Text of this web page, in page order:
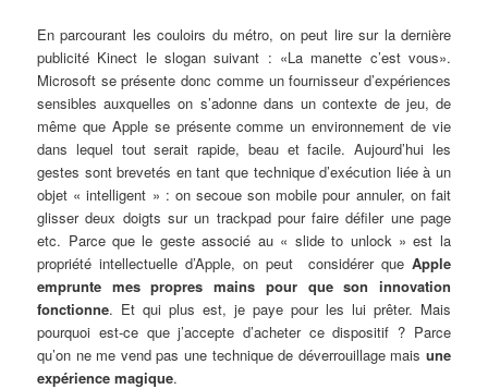
En parcourant les couloirs du métro, on peut lire sur la dernière
publicité Kinect le slogan suivant : «La manette c’est vous».
Microsoft se présente donc comme un fournisseur d’expériences
sensibles auxquelles on s’adonne dans un contexte de jeu, de
même que Apple se présente comme un environnement de vie
dans lequel tout serait rapide, beau et facile. Aujourd’hui les
gestes sont brevetés en tant que technique d’exécution liée à un
objet « intelligent » : on secoue son mobile pour annuler, on fait
glisser deux doigts sur un trackpad pour faire défiler une page
etc. Parce que le geste associé au « slide to unlock » est la
propriété intellectuelle d’Apple, on peut considérer que Apple
emprunte mes propres mains pour que son innovation
fonctionne. Et qui plus est, je paye pour les lui prêter. Mais
pourquoi est-ce que j’accepte d’acheter ce dispositif ? Parce
qu’on ne me vend pas une technique de déverrouillage mais une
expérience magique.